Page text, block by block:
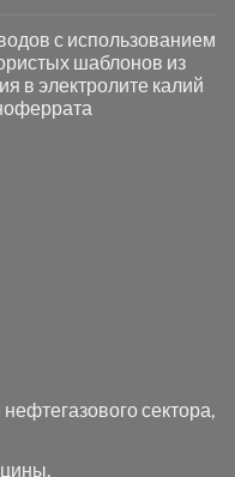
с использованием
шаблонов из
в электролите калий
нефтегазового сектора,